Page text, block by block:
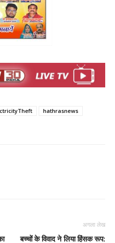
hathrasnews
अगला लेख
बच्चों के विवाद ने लिया हिंसक रूप: